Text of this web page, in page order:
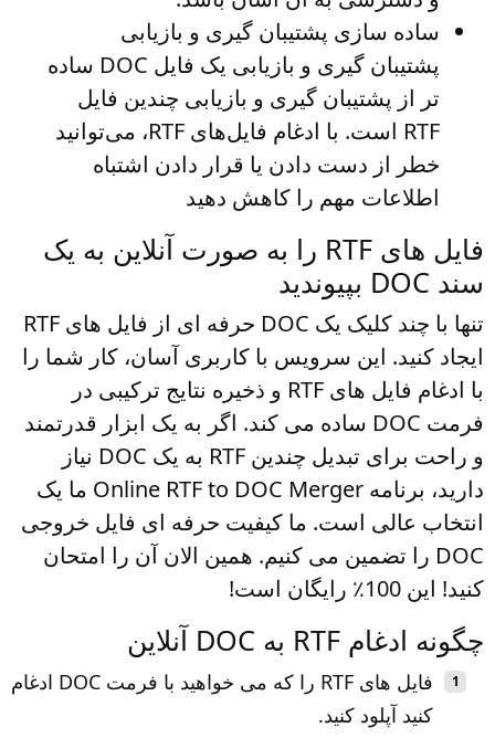
ساده سازی پشتیبان گیری و بازیابی
پشتیبان گیری و بازیابی یک فایل DOC ساده
تر از پشتیبان گیری و بازیابی چندین فایل
RTF است. با ادغام فایل‌های RTF، می‌توانید
خطر از دست دادن یا قرار دادن اشتباه
اطلاعات مهم را کاهش دهید
فایل های RTF را به صورت آنلاین به یک
سند DOC بپیوندید
تنها با چند کلیک یک DOC حرفه ای از فایل های RTF
ایجاد کنید. این سرویس با کاربری آسان، کار شما را
با ادغام فایل های RTF و ذخیره نتایج ترکیبی در
فرمت DOC ساده می کند. اگر به یک ابزار قدرتمند
و راحت برای تبدیل چندین RTF به یک DOC نیاز
دارید، برنامه Online RTF to DOC Merger ما یک
انتخاب عالی است. ما کیفیت حرفه ای فایل خروجی
DOC را تضمین می کنیم. همین الان آن را امتحان
کنید! این 100٪ رایگان است!
چگونه ادغام RTF به DOC آنلاین
فایل های RTF را که می خواهید با فرمت DOC ادغام
کنید آپلود کنید.